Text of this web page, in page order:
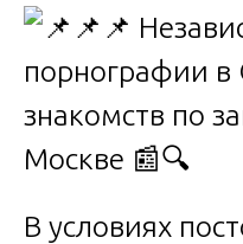
В условиях